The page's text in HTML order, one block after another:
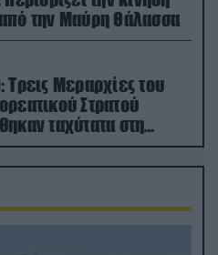
την Μαύρη Θάλασσα
Τρεις Μεραρχίες του
Στρατού
ταχύτατα στη